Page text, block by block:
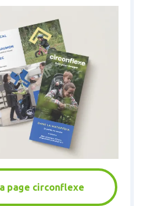
page circonflexe